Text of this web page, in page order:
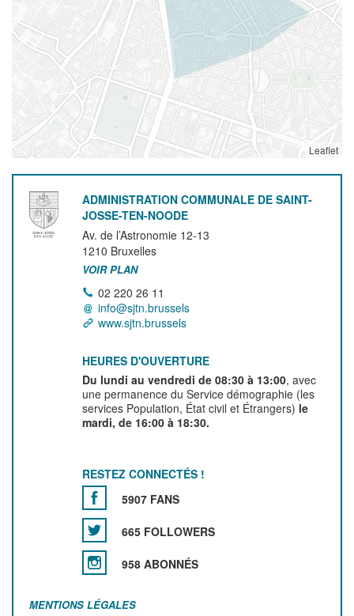
Leaflet
ADMINISTRATION COMMUNALE DE SAINT-
JOSSE-TEN-NOODE
Av. de l’Astronomie 12-13
1210 Bruxelles
VOIR PLAN
02 220 26 11
info@sjtn.brussels
www.sjtn.brussels
HEURES D'OUVERTURE
Du lundi au vendredi de 08:30 à 13:00, avec
une permanence du Service démographie (les
services Population, État civil et Étrangers) le
mardi, de 16:00 à 18:30.
RESTEZ CONNECTÉS !
5907 FANS
665 FOLLOWERS
958 ABONNÉS
MENTIONS LÉGALES